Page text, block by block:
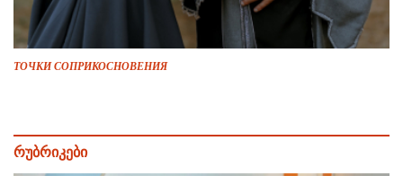
ТОЧКИ СОПРИКОСНОВЕНИЯ
რუბრიკები